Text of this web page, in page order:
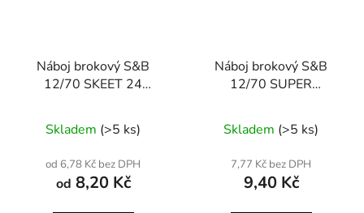
Náboj brokový S&B
12/70 SKEET 24
Skladem (>5 ks)
od 6,78 Kč bez DPH
od 8,20 Kč
Náboj brokový S&B
12/70 SUPER
Skladem (>5 ks)
7,77 Kč bez DPH
9,40 Kč